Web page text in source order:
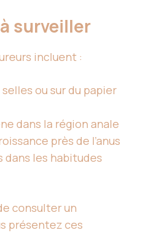
surveiller
incluent :
ou sur du papier
dans la région anale
près de l’anus
dans les habitudes
consulter un
présentez ces